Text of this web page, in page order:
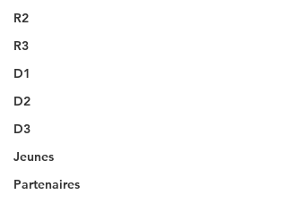
R2
R3
D1
D2
D3
Jeunes
Partenaires